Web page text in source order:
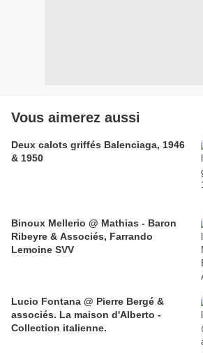
Vous aimerez aussi
Deux calots griffés Balenciaga, 1946
& 1950
Binoux Mellerio @ Mathias - Baron
Ribeyre & Associés, Farrando
Lemoine SVV
Lucio Fontana @ Pierre Bergé &
associés. La maison d'Alberto -
Collection italienne.